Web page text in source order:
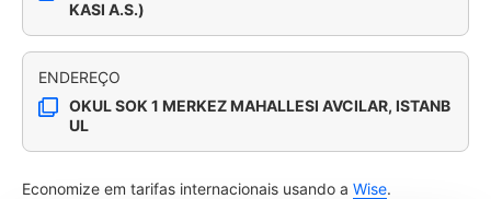
KASI A.S.)
ENDEREÇO
OKUL SOK 1 MERKEZ MAHALLESI AVCILAR, ISTANB
UL
Economize em tarifas internacionais usando a Wise.